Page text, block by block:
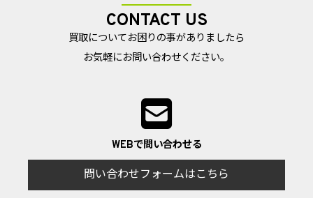
CONTACT US
買取についてお困りの事がありましたら
お気軽にお問い合わせください。
WEBで問い合わせる
問い合わせフォームはこちら